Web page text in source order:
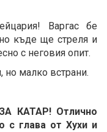
Варгас бе
къде ще стреля и
с неговия опит.
малко встрани.
КАТАР! Отлично
с глава от Хухи и